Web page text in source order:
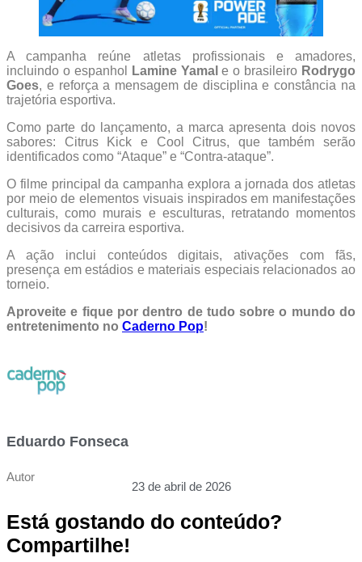
A campanha reúne atletas profissionais e amadores,
incluindo o espanhol
Lamine Yamal e o brasileiro Rodrygo
Goes, e reforça a mensagem de disciplina e constância na
trajetória esportiva.
Como parte do lançamento, a marca apresenta dois novos
sabores: Citrus Kick e Cool Citrus, que também serão
identificados como “Ataque” e “Contra-ataque”.
O filme principal da campanha explora a jornada dos atletas
por meio de elementos visuais inspirados em manifestações
culturais, como murais e esculturas, retratando momentos
decisivos da carreira esportiva.
A ação inclui conteúdos digitais, ativações com fãs,
presença em estádios e materiais especiais relacionados ao
torneio.
Aproveite e fique por dentro de tudo sobre o mundo do
entretenimento no Caderno Pop!
Eduardo Fonseca
Autor
23 de abril de 2026
Está gostando do conteúdo?
Compartilhe!